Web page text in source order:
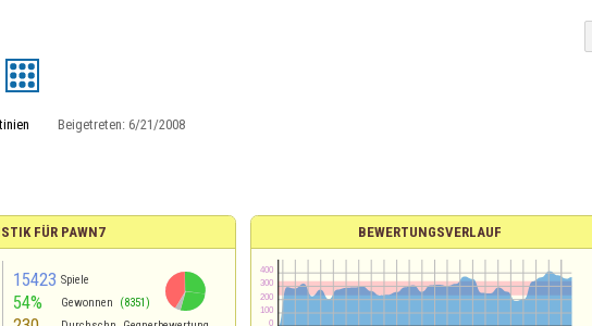
Beigetreten: 6/21/2008
FÜR PAWN7
15423 Spiele
54% Gewonnen (8351)
BEWERTUNGSVERLAUF